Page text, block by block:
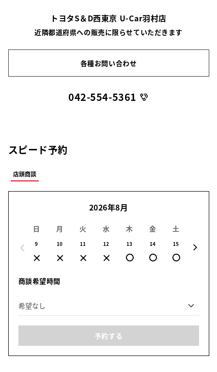
トヨタS＆D西東京 U-Car羽村店
近隣都道府県への販売に限らせていただきます
各種お問い合わせ
042-554-5361
スピード予約
店頭商談
2026年8月
日
9
月
10
火
11
水
12
木
13
金
14
土
15
商談希望時間
予約する